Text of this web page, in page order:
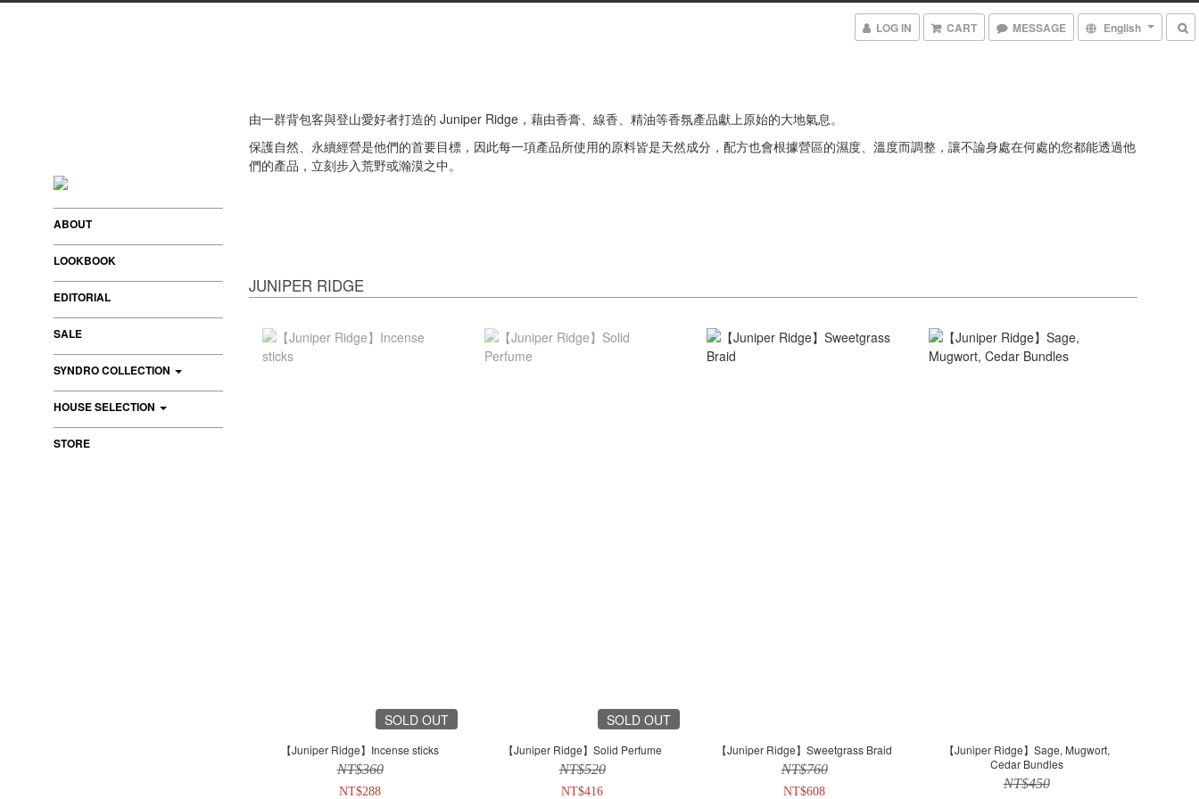
LOG IN CART MESSAGE English
ABOUT
LOOKBOOK
EDITORIAL
SALE
SYNDRO COLLECTION
HOUSE SELECTION
STORE
由一群背包客與登山愛好者打造的 Juniper Ridge，藉由香膏、線香、精油等香氛產品獻上原始的大地氣息。
保護自然、永續經營是他們的首要目標，因此每一項產品所使用的原料皆是天然成分，配方也會根據營區的濕度、溫度而調整，讓不論身處在何處的您都能透過他
們的產品，立刻步入荒野或瀚漠之中。
JUNIPER RIDGE
SOLD OUT
【Juniper Ridge】Incense sticks
NT$360
NT$288
SOLD OUT
【Juniper Ridge】Solid Perfume
NT$520
NT$416
【Juniper Ridge】Sweetgrass Braid
NT$760
NT$608
【Juniper Ridge】Sage, Mugwort,
Cedar Bundles
NT$450